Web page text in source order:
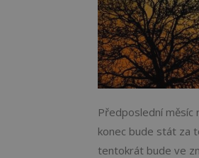
Předposlední měsíc
konec bude stát za
tentokrát bude ve